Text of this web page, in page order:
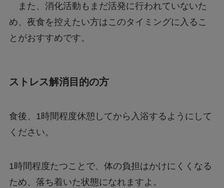
また、消化活動もまだ活発に行われていないた
め、夜食を控えたい方はこのタイミングに入るこ
とがおすすめです。
ストレス解消目的の方
食後、1時間程度休憩してから入浴するようにして
ください。
1時間程度たつことで、体の負担はかけにくくなる
ため、落ち着いた状態になれますよ。